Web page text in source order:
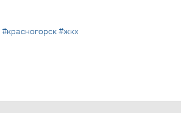
#красногорск#жкх